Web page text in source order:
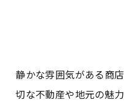
静かな雰囲気がある商
切な不動産や地元の魅